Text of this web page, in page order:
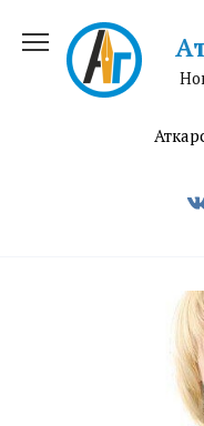
содержанию